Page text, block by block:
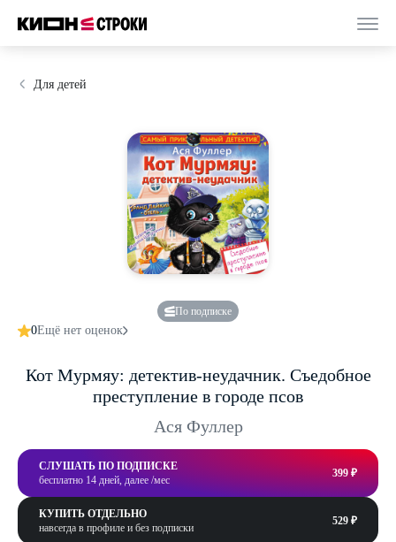
Для детей
По подписке
0Ещё нет оценок
Кот Мурмяу: детектив-неудачник. Съедобное
преступление в городе псов
Ася Фуллер
СЛУШАТЬ ПО ПОДПИСКЕ
бесплатно 14 дней, далее /мес
399 ₽
КУПИТЬ ОТДЕЛЬНО
навсегда в профиле и без подписки
529 ₽